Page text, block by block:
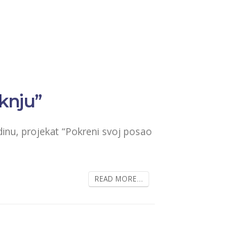
projekat “Pokreni svoj posao
READ MORE...